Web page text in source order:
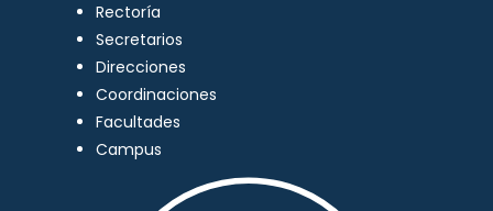
Rectoría
Secretarios
Direcciones
Coordinaciones
Facultades
Campus